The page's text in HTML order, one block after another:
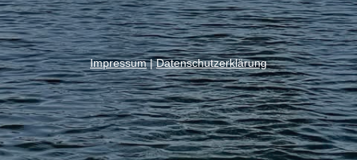
Impressum|Datenschutzerklärung